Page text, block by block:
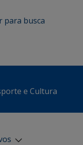
para busca
e Cultura